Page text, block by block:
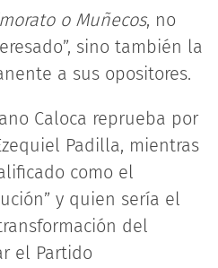
o Muñecos, no
sino también la
a sus opositores.
Caloca reprueba por
Padilla, mientras
como el
y quien sería el
del
el Partido